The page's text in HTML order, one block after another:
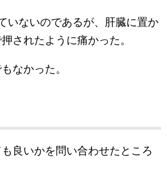
いないのであるが、肝臓に置か
されたように痛かった。
なかった。
良いかを問い合わせたところ